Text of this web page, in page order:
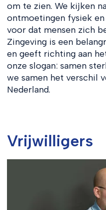
om te zien. We kijken
ontmoetingen fysiek
voor dat mensen zich
Zingeving is een
en geeft richting aan
onze slogan: samen
we samen het verschil
Nederland.
Vrijwilligers